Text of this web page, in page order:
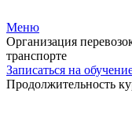
Меню
Организация
транспорте
Записаться на
Продолжительность